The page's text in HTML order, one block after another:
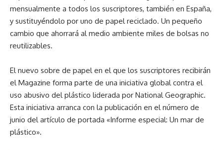
mensualmente a todos los suscriptores, también en España,
y sustituyéndolo por uno de papel reciclado. Un pequeño
cambio que ahorrará al medio ambiente miles de bolsas no
reutilizables.
El nuevo sobre de papel en el que los suscriptores recibirán
el Magazine forma parte de una iniciativa global contra el
uso abusivo del plástico liderada por National Geographic.
Esta iniciativa arranca con la publicación en el número de
junio del artículo de portada «Informe especial: Un mar de
plástico».